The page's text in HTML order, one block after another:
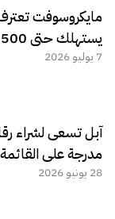
يستهلك حتى 500 جيجابايت
7 يوليو 2026
آبل تسعى لشراء
مدرجة على
28 يونيو 2026